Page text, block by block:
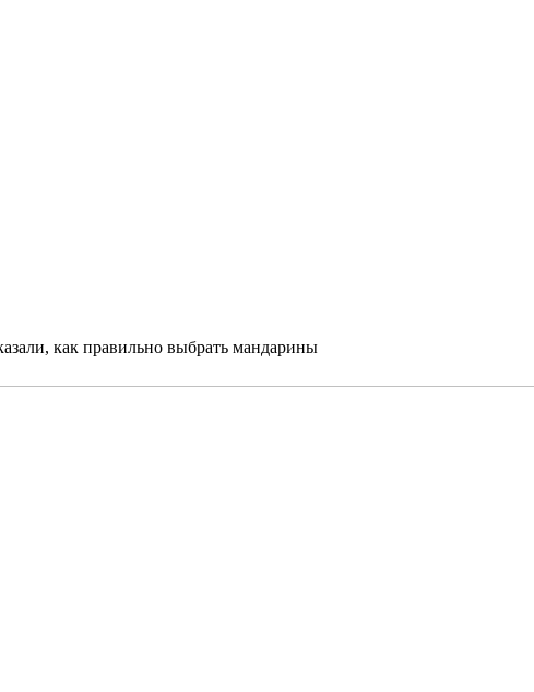
как правильно выбрать мандарины